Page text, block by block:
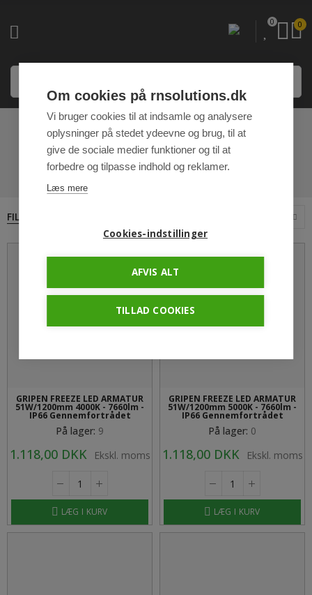
0 0
SPECIAL ARMATURER
HJEM SPECIAL ARMATURER
FILTRER
GRIPEN FREEZE LED ARMATUR
51W/1200mm 4000K - 7660lm -
IP66 Gennemfortrådet
På lager: 9
1.118,00 DKK Ekskl. moms
LÆG I KURV
GRIPEN FREEZE LED ARMATUR
51W/1200mm 5000K - 7660lm -
IP66 Gennemfortrådet
På lager: 0
1.118,00 DKK Ekskl. moms
LÆG I KURV
Om cookies på rnsolutions.dk
Vi bruger cookies til at indsamle og analysere
oplysninger på stedet ydeevne og brug, til at
give de sociale medier funktioner og til at
forbedre og tilpasse indhold og reklamer.
Læs mere
Cookies-indstillinger
AFVIS ALT
TILLAD COOKIES